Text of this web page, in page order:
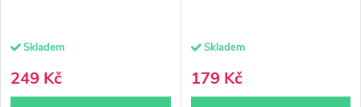
Skladem
249 Kč
Skladem
179 Kč